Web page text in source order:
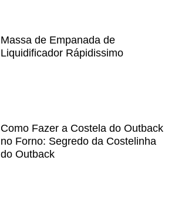
Massa de Empanada de
Liquidificador Rápidissimo
Como Fazer a Costela do Outback
no Forno: Segredo da Costelinha
do Outback